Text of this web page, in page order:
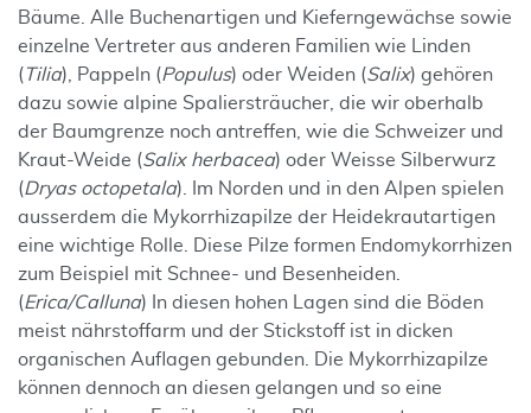
Bäume. Alle Buchenartigen und Kieferngewächse sowie
einzelne Vertreter aus anderen Familien wie Linden
( Tilia), Pappeln (Populus) oder Weiden (Salix) gehören
dazu sowie alpine Spaliersträucher, die wir oberhalb
der Baumgrenze noch antreffen, wie die Schweizer und
Kraut-Weide (Salix herbacea) oder Weisse Silberwurz
(Dryas octopetala). Im Norden und in den Alpen spielen
ausserdem die Mykorrhizapilze der Heidekrautartigen
eine wichtige Rolle. Diese Pilze formen Endomykorrhizen
zum Beispiel mit Schnee- und Besenheiden.
(Erica/Calluna) In diesen hohen Lagen sind die Böden
meist nährstoffarm und der Stickstoff ist in dicken
organischen Auflagen gebunden. Die Mykorrhizapilze
können dennoch an diesen gelangen und so eine